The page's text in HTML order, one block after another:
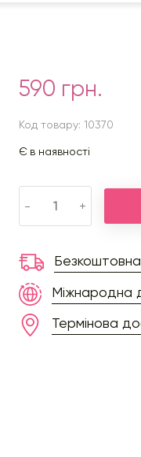
590 грн.
Код товару: 10370
Є в наявності
- +
Міжнародна
Термінова